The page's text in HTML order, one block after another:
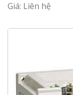
Giá: Liên hệ